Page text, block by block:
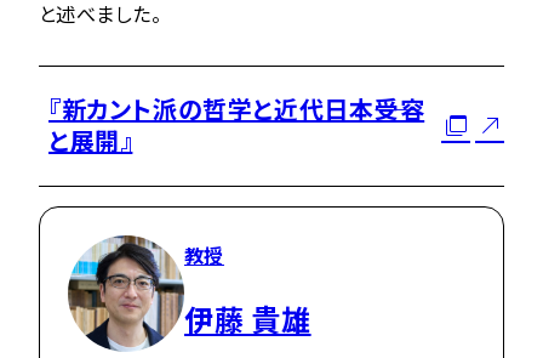
と述べました。
『新カント派の哲学と近代日本――受容
と展開』
教授
伊藤 貴雄